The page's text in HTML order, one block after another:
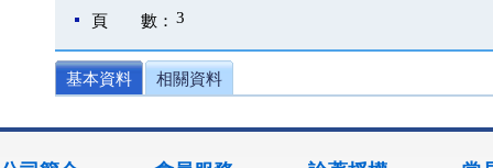
頁 數： 3
基本資料 相關資料